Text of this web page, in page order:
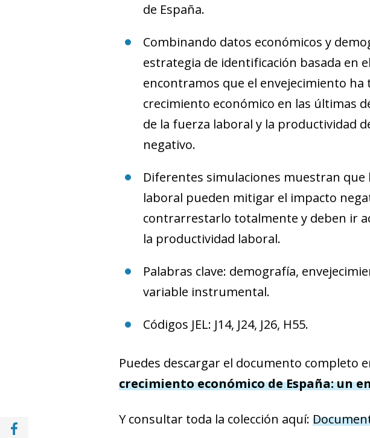
Share with Facebook (opens in a new window)
de España.
Combinando datos económicos y
estrategia de identificación basada en
encontramos que el envejecimiento
crecimiento económico en las últimas
de la fuerza laboral y la productividad
negativo.
Diferentes simulaciones muestran
laboral pueden mitigar el impacto
contrarrestarlo totalmente y deben ir
la productividad laboral.
Palabras clave: demografía,
variable instrumental.
Códigos JEL: J14, J24, J26, H55.
Puedes descargar el documento completo
crecimiento económico de España: un
Y consultar toda la colección aquí: